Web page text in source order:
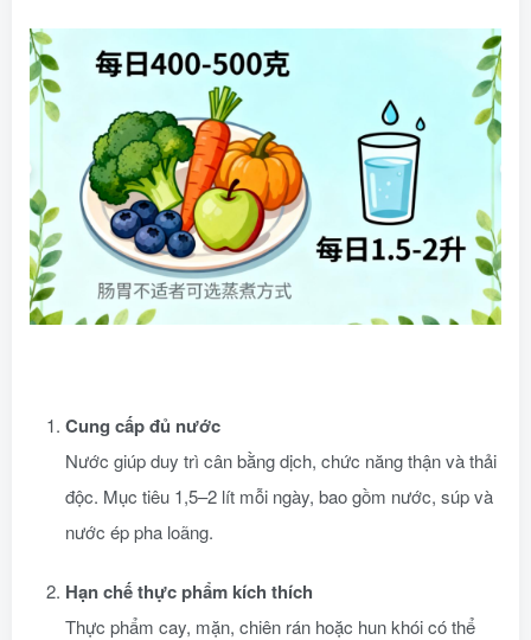
Cung cấp đủ nước
Nước giúp duy trì cân bằng dịch, chức năng thận và thải
độc. Mục tiêu 1,5–2 lít mỗi ngày, bao gồm nước, súp và
nước ép pha loãng.
Hạn chế thực phẩm kích thích
Thực phẩm cay, mặn, chiên rán hoặc hun khói có thể